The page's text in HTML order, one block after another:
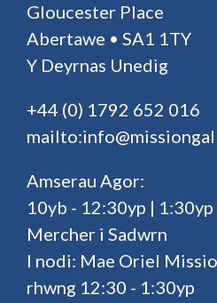
Gloucester Place
Abertawe • SA1 1TY
Y Deyrnas Unedig
+44 (0) 1792 652 016
Amserau Agor:
10yb - 12:30yp | 1:30yp
Mercher i Sadwrn
I nodi: Mae Oriel
rhwng 12:30 - 1:30yp